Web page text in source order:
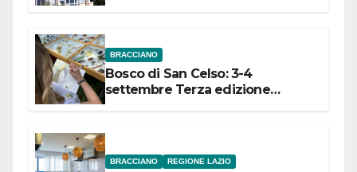
BRACCIANO
Bosco di San Celso: 3-4
settembre Terza edizione
BRACCIANO REGIONE LAZIO